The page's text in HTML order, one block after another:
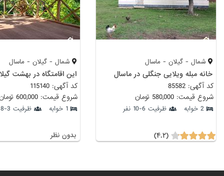
شمال - گیلان - ماسال
خانه مبله ویلایی جنگلی در ماسال
کد آگهی: 85582
شروع قیمت: 580,000 تومان
2 خوابه ظرفیت 6-10 نفر
(۴.۲)
شمال - گیلان - ماسال
کد آگهی: 115140
شروع قیمت: 600,000 تومان
1 خوابه ظرفیت 3-8 نفر
بدون نظر